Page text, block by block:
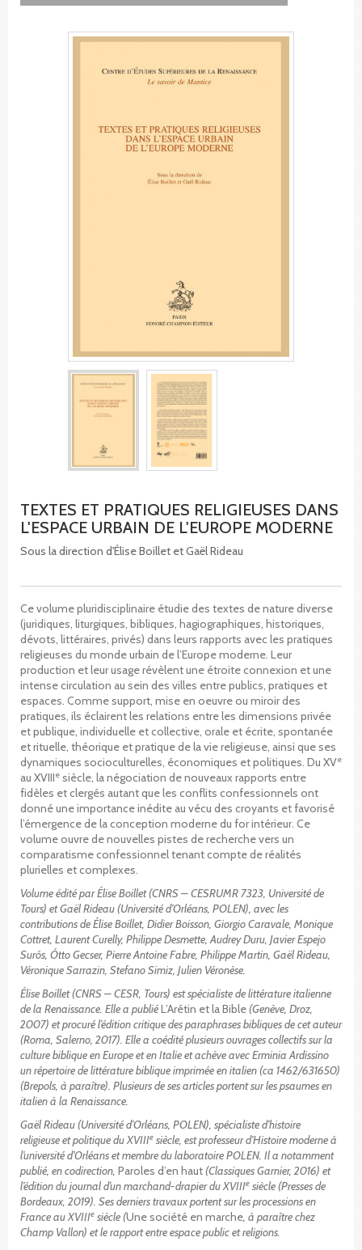
TEXTES ET PRATIQUES RELIGIEUSES DANS
L'ESPACE URBAIN DE L'EUROPE MODERNE
Sous la direction d'Élise Boillet et Gaël Rideau
Ce volume pluridisciplinaire étudie des textes de nature diverse
(juridiques, liturgiques, bibliques, hagiographiques, historiques,
dévots, littéraires, privés) dans leurs rapports avec les pratiques
religieuses du monde urbain de l’Europe moderne. Leur
production et leur usage révèlent une étroite connexion et une
intense circulation au sein des villes entre publics, pratiques et
espaces. Comme support, mise en oeuvre ou miroir des
pratiques, ils éclairent les relations entre les dimensions privée
et publique, individuelle et collective, orale et écrite, spontanée
et rituelle, théorique et pratique de la vie religieuse, ainsi que ses
dynamiques socioculturelles, économiques et politiques. Du XVe
au XVIIIe siècle, la négociation de nouveaux rapports entre
fidèles et clergés autant que les conflits confessionnels ont
donné une importance inédite au vécu des croyants et favorisé
l’émergence de la conception moderne du for intérieur. Ce
volume ouvre de nouvelles pistes de recherche vers un
comparatisme confessionnel tenant compte de réalités
plurielles et complexes.
Volume édité par Élise Boillet (CNRS – CESRUMR 7323, Université de
Tours) et Gaël Rideau (Université d’Orléans, POLEN), avec les
contributions de Élise Boillet, Didier Boisson, Giorgio Caravale, Monique
Cottret, Laurent Curelly, Philippe Desmette, Audrey Duru, Javier Espejo
Surós, Ótto Gecser, Pierre Antoine Fabre, Philippe Martin, Gaël Rideau,
Véronique Sarrazin, Stefano Simiz, Julien Véronèse.
Élise Boillet (CNRS – CESR, Tours) est spécialiste de littérature italienne
de la Renaissance. Elle a publiéL’Arétin et la Bible(Genève, Droz,
2007) et procuré l’édition critique des paraphrases bibliques de cet auteur
(Roma, Salerno, 2017). Elle a coédité plusieurs ouvrages collectifs sur la
culture biblique en Europe et en Italie et achève avec Erminia Ardissino
un répertoire de littérature biblique imprimée en italien (ca 1462/631650)
(Brepols, à paraître). Plusieurs de ses articles portent sur les psaumes en
italien à la Renaissance.
Gaël Rideau (Université d’Orléans, POLEN), spécialiste d’histoire
religieuse et politique du XVIIIe siècle, est professeur d’Histoire moderne à
l’université d’Orléans et membre du laboratoire POLEN. Il a notamment
publié, en codirection, Paroles d’en haut(Classiques Garnier, 2016) et
l’édition du journal d’un marchand-drapier du XVIIIe siècle (Presses de
Bordeaux, 2019). Ses derniers travaux portent sur les processions en
France au XVIIIe siècle (Une société en marche, à paraître chez
Champ Vallon) et le rapport entre espace public et religions.